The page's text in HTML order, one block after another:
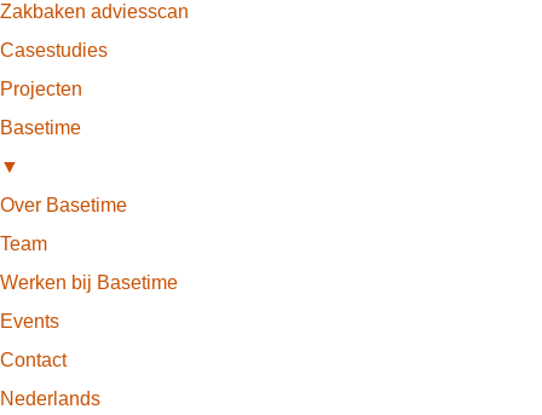
Zakbaken adviesscan
Casestudies
Projecten
Basetime
▼
Over Basetime
Team
Werken bij Basetime
Events
Contact
Nederlands